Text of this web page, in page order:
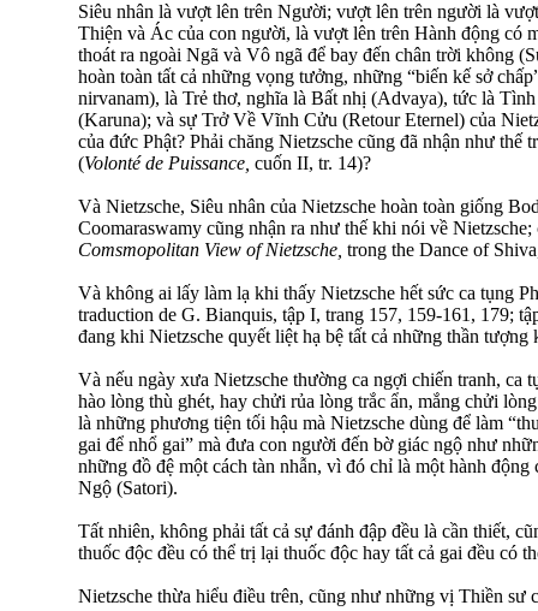
Siêu nhân là vượt lên trên Người; vượt lên trên người là
Thiện và Ác của con người, là vượt lên trên Hành động có
thoát ra ngoài Ngã và Vô ngã để bay đến chân trời không
hoàn toàn tất cả những vọng tưởng, những “biến kế sở
nirvanam), là Trẻ thơ, nghĩa là Bất nhị (Advaya), tức là
(Karuna); và sự Trở Về Vĩnh Cửu (Retour Eternel) của
của đức Phật? Phải chăng Nietzsche cũng đã nhận như thế
(Volonté de Puissance, cuốn II, tr. 14)?
Và Nietzsche, Siêu nhân của Nietzsche hoàn toàn giống
Coomaraswamy cũng nhận ra như thế khi nói về
Comsmopolitan View of Nietzsche, trong the Dance of
Và không ai lấy làm lạ khi thấy Nietzsche hết sức ca tụng
traduction de G. Bianquis, tập I, trang 157, 159-161, 179;
đang khi Nietzsche quyết liệt hạ bệ tất cả những thần tượng
Và nếu ngày xưa Nietzsche thường ca ngợi chiến tranh, ca
hào lòng thù ghét, hay chửi rủa lòng trắc ẩn, mắng chửi
là những phương tiện tối hậu mà Nietzsche dùng để làm
gai để nhổ gai” mà đưa con người đến bờ giác ngộ như
những đồ đệ một cách tàn nhẫn, vì đó chỉ là một hành động
Ngộ (Satori).
Tất nhiên, không phải tất cả sự đánh đập đều là cần thiết,
thuốc độc đều có thể trị lại thuốc độc hay tất cả gai đều có
Nietzsche thừa hiểu điều trên, cũng như những vị Thiền sư